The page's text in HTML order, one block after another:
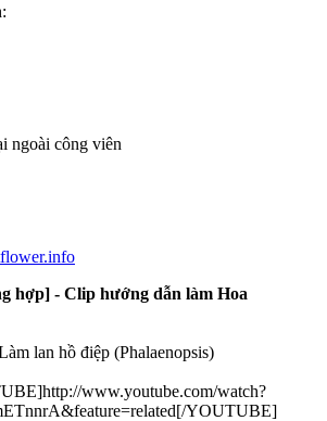
ngoài công viên
hợp] - Clip hướng dẫn làm Hoa
lan hồ điệp (Phalaenopsis)
www.youtube.com/watch?
YOUTUBE]​